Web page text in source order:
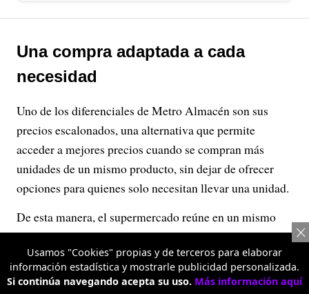
Una compra adaptada a cada
necesidad
Uno de los diferenciales de Metro Almacén son sus
precios escalonados, una alternativa que permite
acceder a mejores precios cuando se compran más
unidades de un mismo producto, sin dejar de ofrecer
opciones para quienes solo necesitan llevar una unidad.
De esta manera, el supermercado reúne en un mismo
espacio dos tipos de compradores: las familias que
hacen su mercado habitual y los comerciantes que
buscan optimizar el presupuesto de sus negocios.
Usamos "Cookies" propias y de terceros para elaborar
información estadística y mostrarle publicidad personalizada.
Si continúa navegando acepta su uso. Más información aquí